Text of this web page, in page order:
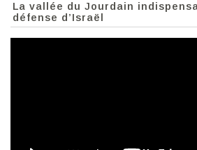
La vallée du Jourdain
défense d’Israël